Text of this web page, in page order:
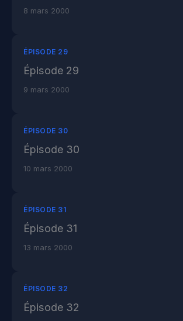
8 mars 2000
ÉPISODE 29
Épisode 29
9 mars 2000
ÉPISODE 30
Épisode 30
10 mars 2000
ÉPISODE 31
Épisode 31
13 mars 2000
ÉPISODE 32
Épisode 32